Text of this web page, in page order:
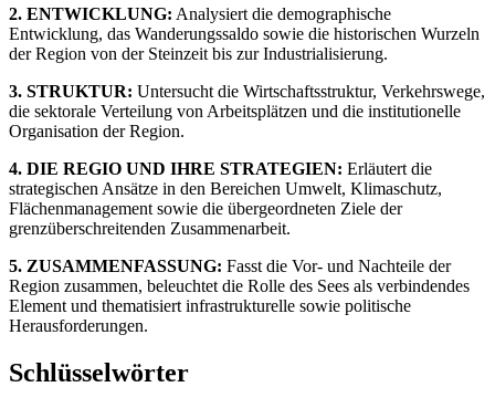
2. ENTWICKLUNG: Analysiert die demographische
Entwicklung, das Wanderungssaldo sowie die historischen Wurzeln
der Region von der Steinzeit bis zur Industrialisierung.
3. STRUKTUR: Untersucht die Wirtschaftsstruktur, Verkehrswege,
die sektorale Verteilung von Arbeitsplätzen und die institutionelle
Organisation der Region.
4. DIE REGIO UND IHRE STRATEGIEN: Erläutert die
strategischen Ansätze in den Bereichen Umwelt, Klimaschutz,
Flächenmanagement sowie die übergeordneten Ziele der
grenzüberschreitenden Zusammenarbeit.
5. ZUSAMMENFASSUNG: Fasst die Vor- und Nachteile der
Region zusammen, beleuchtet die Rolle des Sees als verbindendes
Element und thematisiert infrastrukturelle sowie politische
Herausforderungen.
Schlüsselwörter